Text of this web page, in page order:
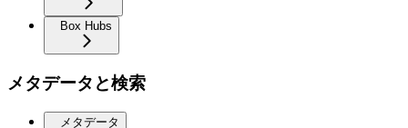
Box Hubs
メタデータと検索
メタデータ